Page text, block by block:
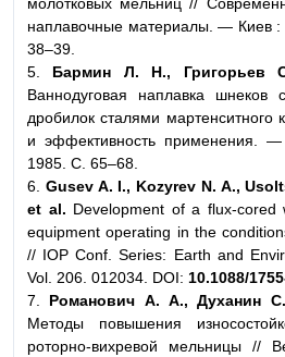
наплавочные материалы. — Киев :
38–39.
5. Бармин Л. Н.,
Ваннодуговая наплавка шнеков
дробилок сталями мартенситного
и эффективность применения.
1985. С. 65–68.
6. Gusev A. I., Kozyrev N. A.,
et al. Development of a flux-cored
equipment operating in the
// IOP Conf. Series: Earth and
Vol. 206. 012034. DOI: 10.1088/
7. Романович А. А., Духанин
Методы повышения
роторно-вихревой мельницы //